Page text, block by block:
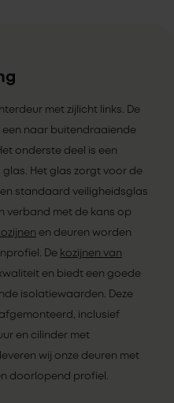
met zijlicht links. De
een naar buitendraaiende
onderste deel is een
Het glas zorgt voor de
standaard veiligheidsglas
verband met de kans op
en deuren worden
De kozijnen van
en biedt een goede
isolatiewaarden. Deze
inclusief
en cilinder met
wij onze deuren met
doorlopend profiel.